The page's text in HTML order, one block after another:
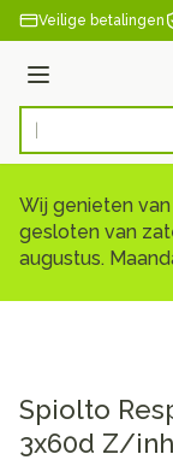
Ga naar de inhoud
Veilige betalingen
Menu
Product, merk,
Wij genieten
gesloten van
augustus.
Spiolto
3x60d Z/inh